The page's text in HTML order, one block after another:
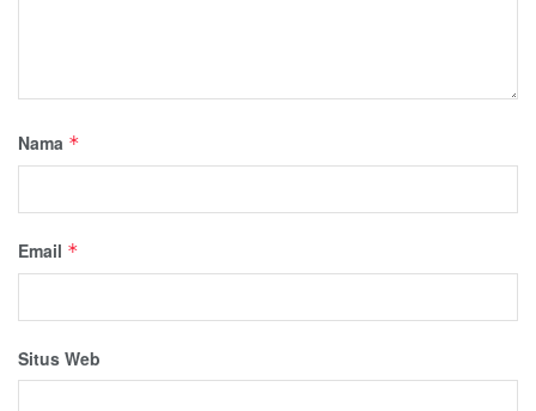
Nama *
Email *
Situs Web